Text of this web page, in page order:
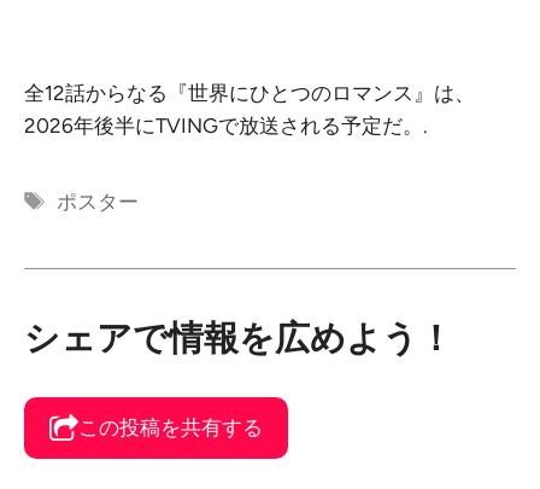
全12話からなる『世界にひとつのロマンス』は、
2026年後半にTVINGで放送される予定だ。.
タ
ポスター
シェアで情報を広めよう！
この投稿を共有する